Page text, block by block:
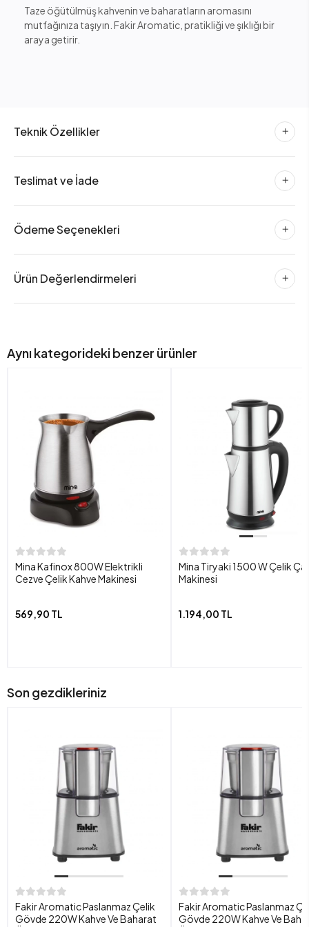
Taze öğütülmüş kahvenin ve baharatların aromasını
mutfağınıza taşıyın. Fakir Aromatic, pratikliği ve şıklığı bir
araya getirir.
Teknik Özellikler
Teslimat ve İade
Ödeme Seçenekleri
Ürün Değerlendirmeleri
Aynı kategorideki benzer ürünler
Mina Kafinox 800W Elektrikli
Cezve Çelik Kahve Makinesi
569,90 TL
Mina Tiryaki 1500 W Çelik
Makinesi
1.194,00 TL
Son gezdikleriniz
Fakir Aromatic Paslanmaz Çelik
Gövde 220W Kahve Ve Baharat
Fakir Aromatic Paslanmaz
Gövde 220W Kahve Ve